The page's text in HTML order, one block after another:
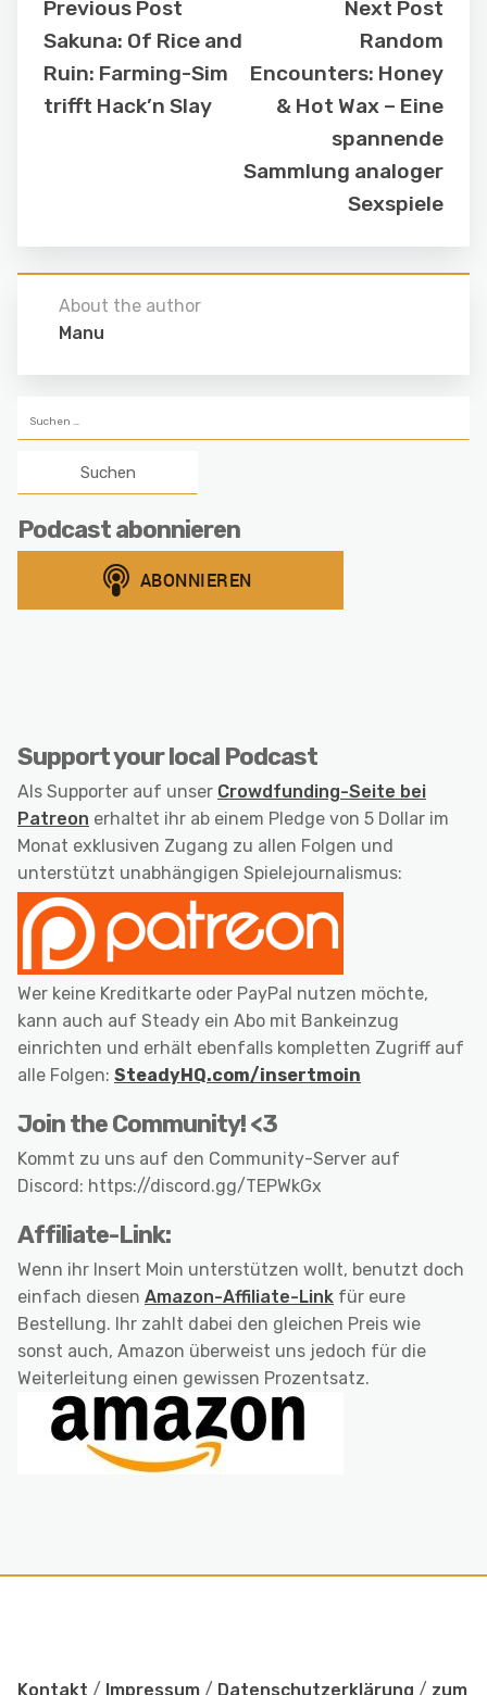
Previous Post
Sakuna: Of Rice and
Ruin: Farming-Sim
trifft Hack’n Slay
Next Post
Random
Encounters: Honey
& Hot Wax – Eine
spannende
Sammlung analoger
Sexspiele
About the author
Manu
nach:
Podcast abonnieren
Support your local Podcast
Als Supporter auf unser Crowdfunding-Seite bei
Patreon erhaltet ihr ab einem Pledge von 5 Dollar im
Monat exklusiven Zugang zu allen Folgen und
unterstützt unabhängigen Spielejournalismus:
Wer keine Kreditkarte oder PayPal nutzen möchte,
kann auch auf Steady ein Abo mit Bankeinzug
einrichten und erhält ebenfalls kompletten Zugriff auf
alle Folgen: SteadyHQ.com/insertmoin
Join the Community! <3
Kommt zu uns auf den Community-Server auf
Discord: https://discord.gg/TEPWkGx
Affiliate-Link:
Wenn ihr Insert Moin unterstützen wollt, benutzt doch
einfach diesen Amazon-Affiliate-Link für eure
Bestellung. Ihr zahlt dabei den gleichen Preis wie
sonst auch, Amazon überweist uns jedoch für die
Weiterleitung einen gewissen Prozentsatz.
Kontakt / Impressum / Datenschutzerklärung / zum